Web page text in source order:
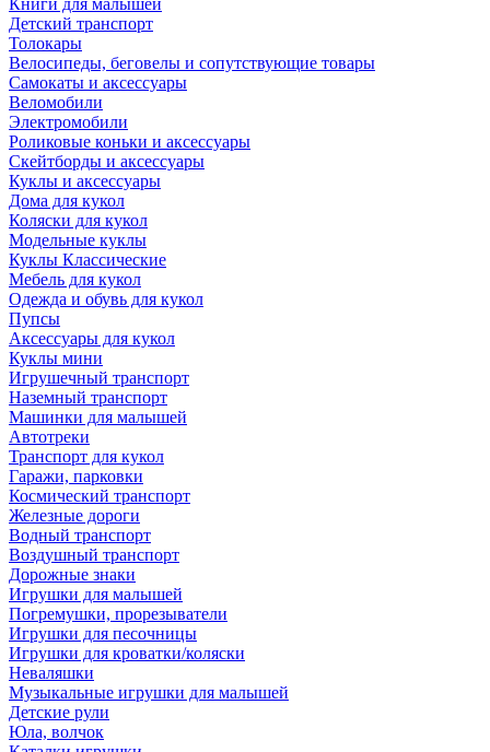
Книги для малышей
Детский транспорт
Толокары
Велосипеды, беговелы и сопутствующие товары
Самокаты и аксессуары
Веломобили
Электромобили
Роликовые коньки и аксессуары
Скейтборды и аксессуары
Куклы и аксессуары
Дома для кукол
Коляски для кукол
Модельные куклы
Куклы Классические
Мебель для кукол
Одежда и обувь для кукол
Пупсы
Аксессуары для кукол
Куклы мини
Игрушечный транспорт
Наземный транспорт
Машинки для малышей
Автотреки
Транспорт для кукол
Гаражи, парковки
Космический транспорт
Железные дороги
Водный транспорт
Воздушный транспорт
Дорожные знаки
Игрушки для малышей
Погремушки, прорезыватели
Игрушки для песочницы
Игрушки для кроватки/коляски
Неваляшки
Музыкальные игрушки для малышей
Детские рули
Юла, волчок